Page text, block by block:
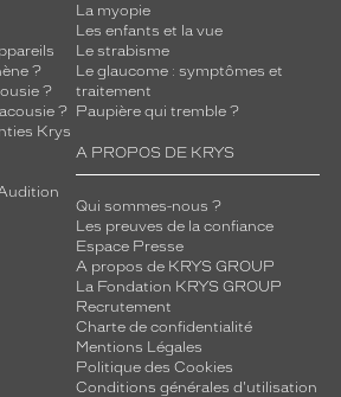
?
?
?
Krys
La myopie
Les enfants et la vue
Le strabisme
Le glaucome : symptômes et
traitement
Paupière qui tremble ?
A PROPOS DE KRYS
Qui sommes-nous ?
Les preuves de la confiance
Espace Presse
A propos de KRYS GROUP
La Fondation KRYS GROUP
Recrutement
Charte de confidentialité
Mentions Légales
Politique des Cookies
Conditions générales d'utilisation